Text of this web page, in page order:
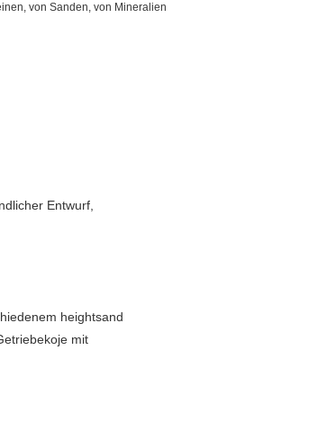
von Sanden, von Mineralien
Entwurf,
heightsand
mit